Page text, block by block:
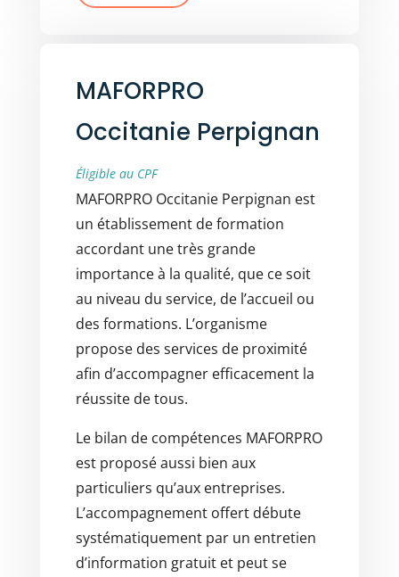
MAFORPRO
Occitanie Perpignan
Éligible au CPF
MAFORPRO Occitanie Perpignan est
un établissement de formation
accordant une très grande
importance à la qualité, que ce soit
au niveau du service, de l’accueil ou
des formations. L’organisme
propose des services de proximité
afin d’accompagner efficacement la
réussite de tous.
Le bilan de compétences MAFORPRO
est proposé aussi bien aux
particuliers qu’aux entreprises.
L’accompagnement offert débute
systématiquement par un entretien
d’information gratuit et peut se